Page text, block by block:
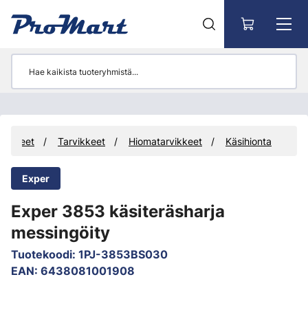
Tarvikkeet Hiomatarvikkeet Käsihionta
Exper
Exper 3853 käsiteräsharja
messingöity
Tuotekoodi: 1PJ-3853BS030
EAN: 6438081001908